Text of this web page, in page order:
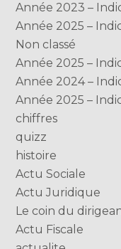
Année 2023 –
Année 2025 –
Non classé
Année 2025 –
Année 2024 –
Année 2025 –
chiffres
quizz
histoire
Actu Sociale
Actu Juridique
Le coin du
Actu Fiscale